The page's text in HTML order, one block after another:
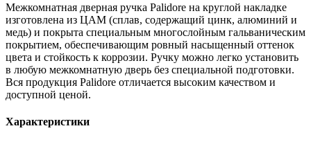
Межкомнатная дверная ручка Palidore на круглой накладке
изготовлена из ЦАМ (сплав, содержащий цинк, алюминий и
медь) и покрыта специальным многослойным гальваническим
покрытием, обеспечивающим ровный насыщенный оттенок
цвета и стойкость к коррозии. Ручку можно легко установить
в любую межкомнатную дверь без специальной подготовки.
Вся продукция Palidore отличается высоким качеством и
доступной ценой.
Характеристики